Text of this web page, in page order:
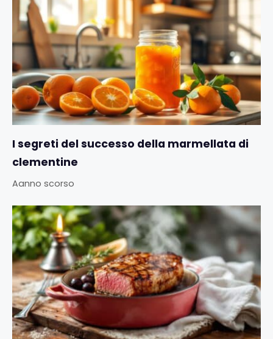
I segreti del successo della marmellata di
clementine
Aanno scorso